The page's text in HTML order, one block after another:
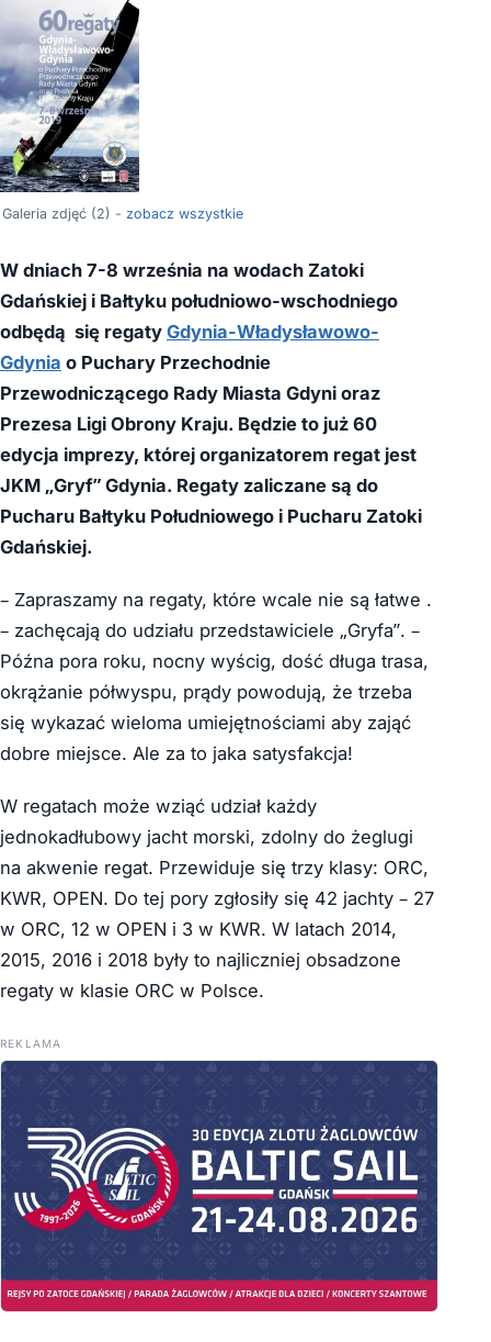
Galeria zdjęć (2) - zobacz wszystkie
W dniach 7-8 września na wodach Zatoki
Gdańskiej i Bałtyku południowo-wschodniego
odbędą się regaty Gdynia-Władysławowo-
Gdynia o Puchary Przechodnie
Przewodniczącego Rady Miasta Gdyni oraz
Prezesa Ligi Obrony Kraju. Będzie to już 60
edycja imprezy, której organizatorem regat jest
JKM „Gryf” Gdynia. Regaty zaliczane są do
Pucharu Bałtyku Południowego i Pucharu Zatoki
Gdańskiej.
– Zapraszamy na regaty, które wcale nie są łatwe .
– zachęcają do udziału przedstawiciele „Gryfa”. –
Późna pora roku, nocny wyścig, dość długa trasa,
okrążanie półwyspu, prądy powodują, że trzeba
się wykazać wieloma umiejętnościami aby zająć
dobre miejsce. Ale za to jaka satysfakcja!
W regatach może wziąć udział każdy
jednokadłubowy jacht morski, zdolny do żeglugi
na akwenie regat. Przewiduje się trzy klasy: ORC,
KWR, OPEN. Do tej pory zgłosiły się 42 jachty – 27
w ORC, 12 w OPEN i 3 w KWR. W latach 2014,
2015, 2016 i 2018 były to najliczniej obsadzone
regaty w klasie ORC w Polsce.
REKLAMA